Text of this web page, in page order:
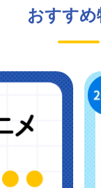
おすすめ